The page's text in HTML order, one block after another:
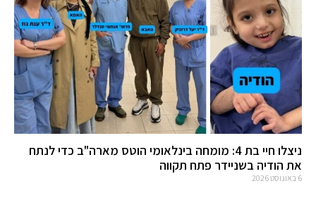
ניצלו חיי בת 4: מומחה בינלאומי הוטס מארה"ב כדי לנתח
את הודיה בשניידר פתח תקווה
6 באוגוסט 2026